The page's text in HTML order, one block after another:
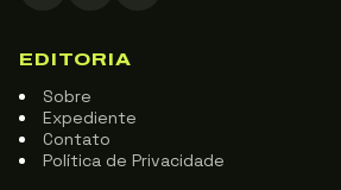
EDITORIA
Sobre
Expediente
Contato
Política de Privacidade